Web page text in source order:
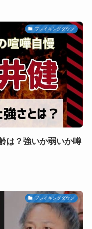
ブレイキングダウン
は？強いか弱いか噂
ブレイキングダウン